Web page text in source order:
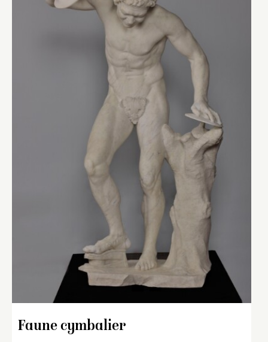
Faune cymbalier